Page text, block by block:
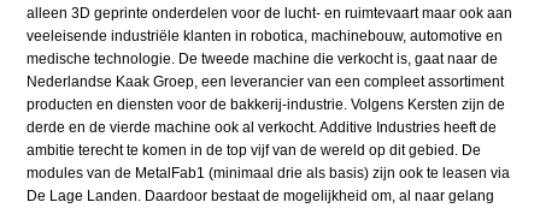
alleen 3D geprinte onderdelen voor de lucht- en ruimtevaart maar ook aan
veeleisende industriële klanten in robotica, machinebouw, automotive en
medische technologie. De tweede machine die verkocht is, gaat naar de
Nederlandse Kaak Groep, een leverancier van een compleet assortiment
producten en diensten voor de bakkerij-industrie. Volgens Kersten zijn de
derde en de vierde machine ook al verkocht. Additive Industries heeft de
ambitie terecht te komen in de top vijf van de wereld op dit gebied. De
modules van de MetalFab1 (minimaal drie als basis) zijn ook te leasen via
De Lage Landen. Daardoor bestaat de mogelijkheid om, al naar gelang